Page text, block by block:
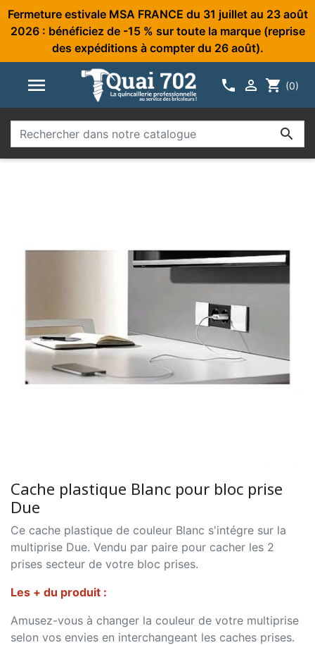
Fermeture estivale MSA FRANCE du 31 juillet au 23 août
2026 : bénéficiez de -15 % sur toute la marque (reprise
des expéditions à compter du 26 août).
   shopping_cart (0)

Cache plastique Blanc pour bloc prise
Due
Ce cache plastique de couleur Blanc s'intégre sur la
multiprise Due. Vendu par paire pour cacher les 2
prises secteur de votre bloc prises.
Les + du produit :
Amusez-vous à changer la couleur de votre multiprise
selon vos envies en interchangeant les caches prises.